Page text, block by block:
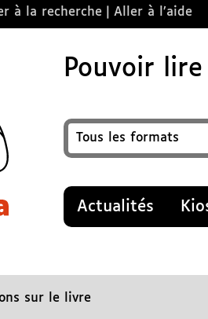
à la recherche Aller à l’aide
Pouvoir
Format
Recherchez un titre,
Actualités
sur le livre